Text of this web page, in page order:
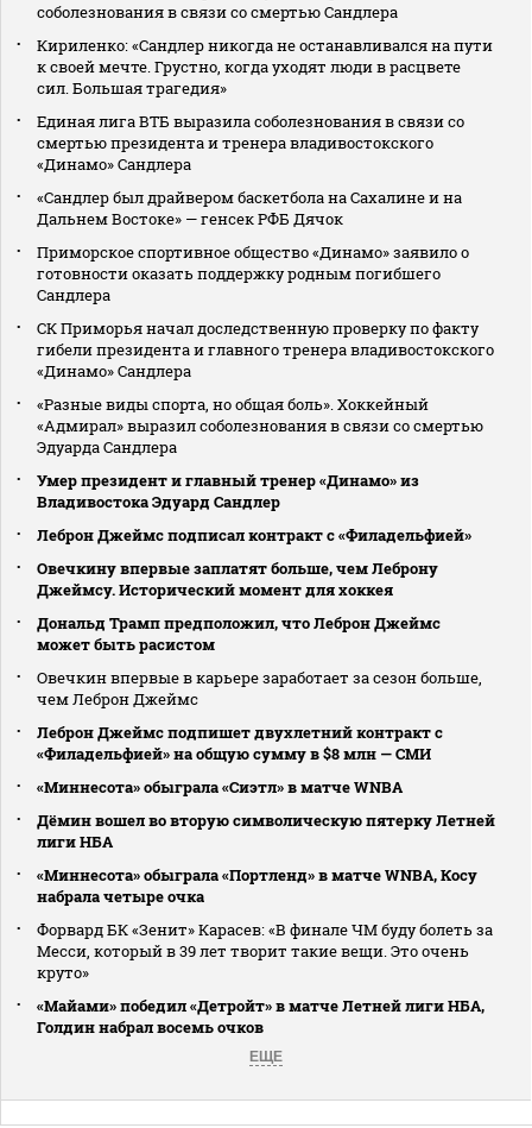
соболезнования в связи со смертью Сандлера
Кириленко: «Сандлер никогда не останавливался на пути
к своей мечте. Грустно, когда уходят люди в расцвете
сил. Большая трагедия»
Единая лига ВТБ выразила соболезнования в связи со
смертью президента и тренера владивостокского
«Динамо» Сандлера
«Сандлер был драйвером баскетбола на Сахалине и на
Дальнем Востоке» — генсек РФБ Дячок
Приморское спортивное общество «Динамо» заявило о
готовности оказать поддержку родным погибшего
Сандлера
СК Приморья начал доследственную проверку по факту
гибели президента и главного тренера владивостокского
«Динамо» Сандлера
«Разные виды спорта, но общая боль». Хоккейный
«Адмирал» выразил соболезнования в связи со смертью
Эдуарда Сандлера
Умер президент и главный тренер «Динамо» из
Владивостока Эдуард Сандлер
Леброн Джеймс подписал контракт с «Филадельфией»
Овечкину впервые заплатят больше, чем Леброну
Джеймсу. Исторический момент для хоккея
Дональд Трамп предположил, что Леброн Джеймс
может быть расистом
Овечкин впервые в карьере заработает за сезон больше,
чем Леброн Джеймс
Леброн Джеймс подпишет двухлетний контракт с
«Филадельфией» на общую сумму в $8 млн — СМИ
«Миннесота» обыграла «Сиэтл» в матче WNBA
Дёмин вошел во вторую символическую пятерку Летней
лиги НБА
«Миннесота» обыграла «Портленд» в матче WNBA, Косу
набрала четыре очка
Форвард БК «Зенит» Карасев: «В финале ЧМ буду болеть за
Месси, который в 39 лет творит такие вещи. Это очень
круто»
«Майами» победил «Детройт» в матче Летней лиги НБА,
Голдин набрал восемь очков
ЕЩЕ